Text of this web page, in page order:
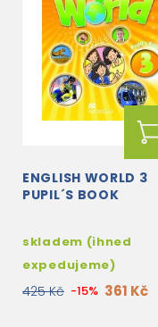
ENGLISH WORLD 3
PUPIL´S BOOK
skladem (ihned
expedujeme)
425 Kč -15% 361 Kč